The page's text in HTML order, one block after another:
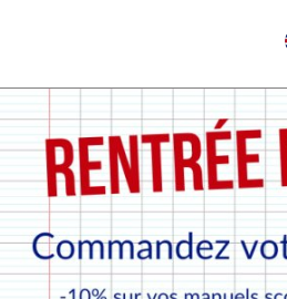
COMMANDEZ MAINTENANT !